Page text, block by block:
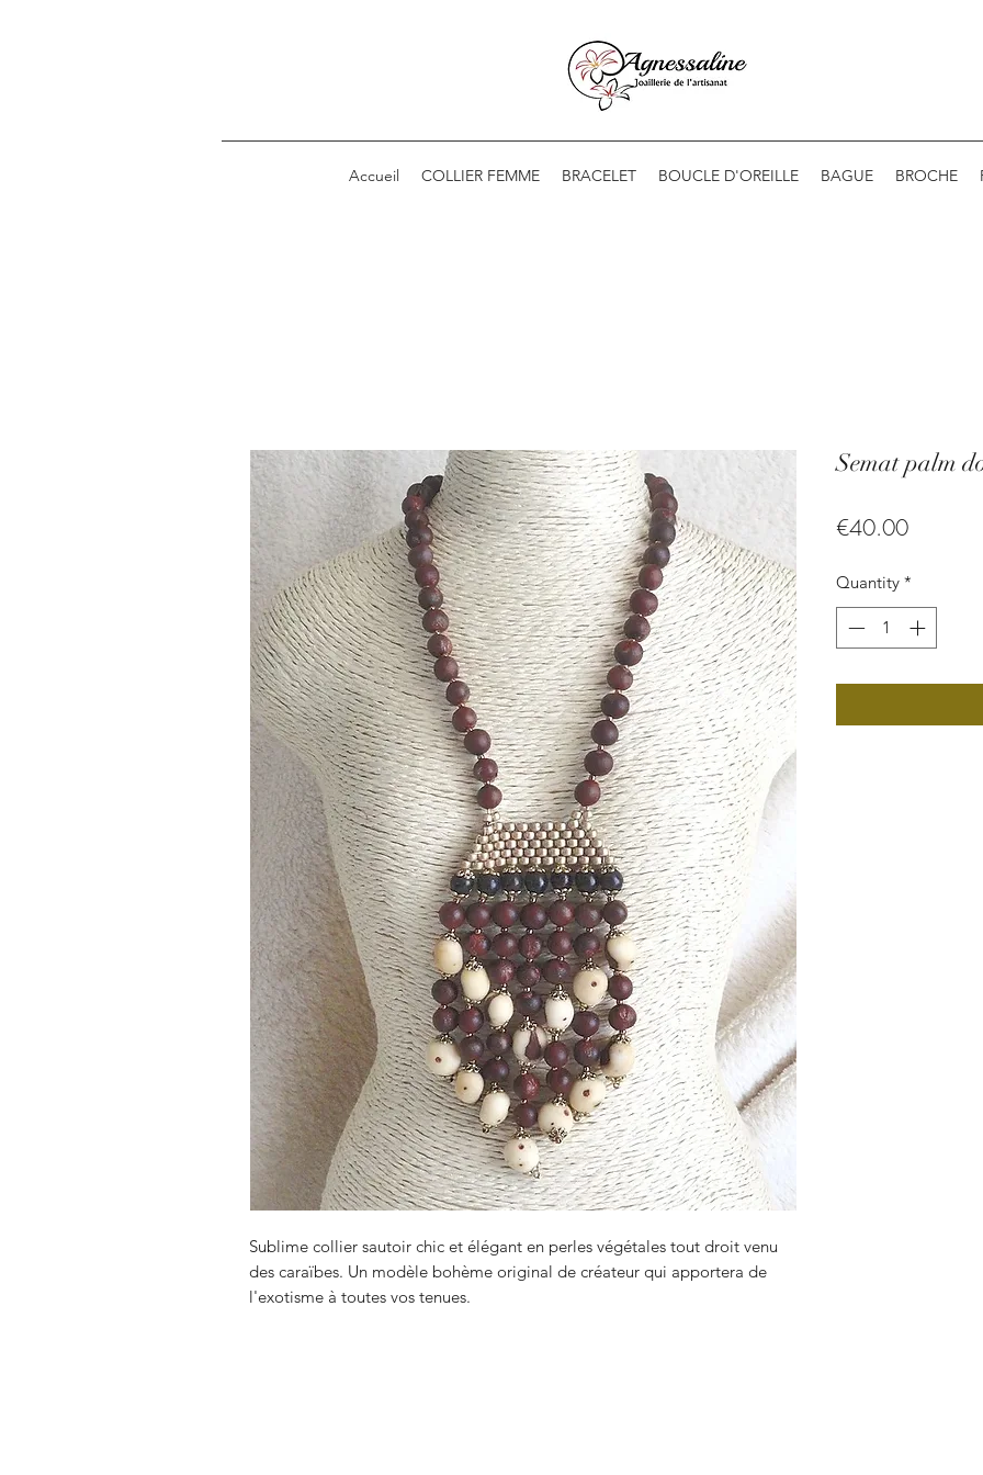
Accueil COLLIER FEMME BRACELET BOUCLE D'OREILLE BAGUE BROCHE
Sublime collier sautoir chic et élégant en perles végétales tout droit venu
des caraïbes. Un modèle bohème original de créateur qui apportera de
l'exotisme à toutes vos tenues.
Semat palm
€40.00Price
Quantity *